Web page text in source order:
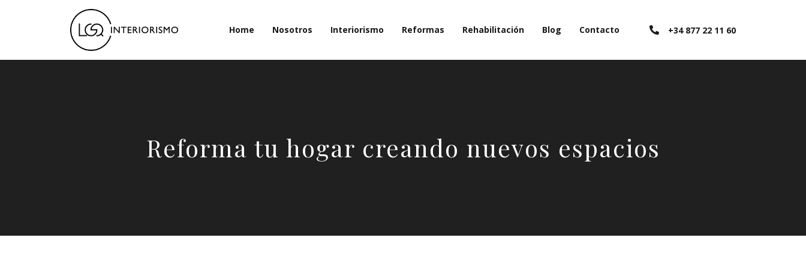
Home Nosotros Interiorismo Reformas Rehabilitación Blog Contacto +34 877 22 11 60
Reforma tu hogar creando nuevos espacios